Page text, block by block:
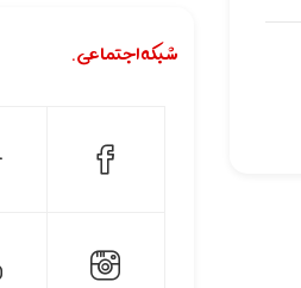
شبکه اجتماعی.